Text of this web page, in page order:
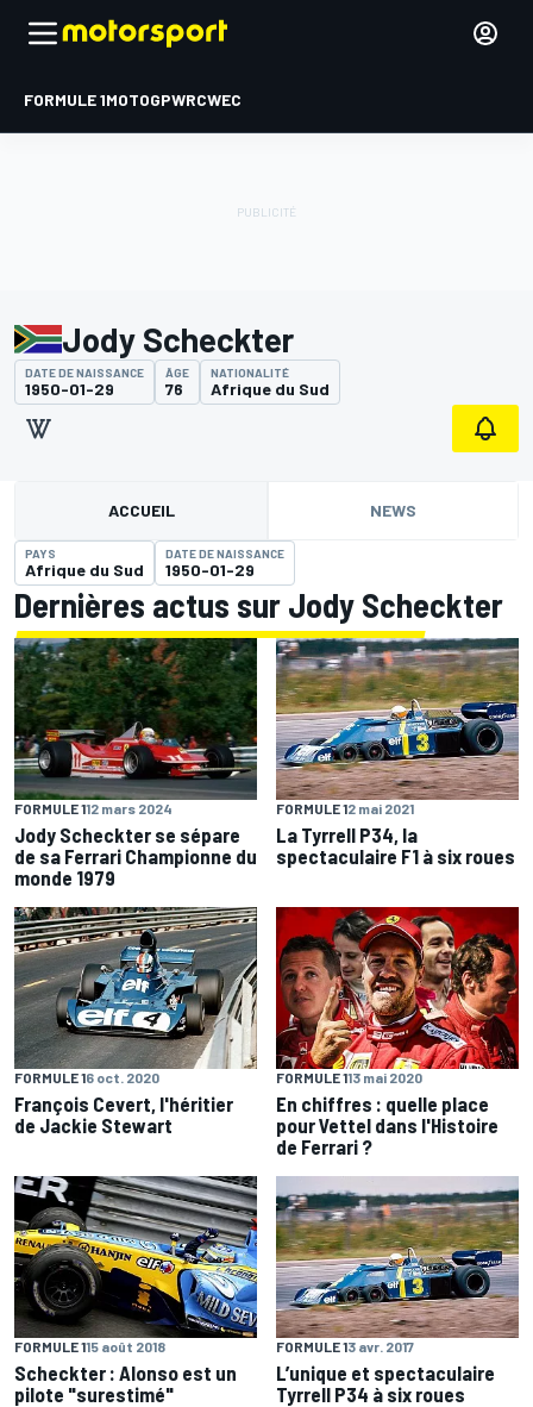
FORMULE 1MOTOGPWRCWEC
Jody Scheckter
DATE DE NAISSANCE
1950-01-29
ÂGE
76
NATIONALITÉ
Afrique du Sud
ACCUEIL NEWS
PAYS
Afrique du Sud
DATE DE NAISSANCE
1950-01-29
Dernières actus sur Jody Scheckter
FORMULE 112 mars 2024
Jody Scheckter se sépare
de sa Ferrari Championne du
monde 1979
FORMULE 12 mai 2021
La Tyrrell P34, la
spectaculaire F1 à six roues
FORMULE 16 oct. 2020
François Cevert, l'héritier
de Jackie Stewart
FORMULE 113 mai 2020
En chiffres : quelle place
pour Vettel dans l'Histoire
de Ferrari ?
FORMULE 115 août 2018
Scheckter : Alonso est un
pilote "surestimé"
FORMULE 13 avr. 2017
L’unique et spectaculaire
Tyrrell P34 à six roues